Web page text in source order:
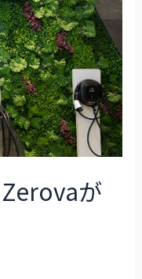
が